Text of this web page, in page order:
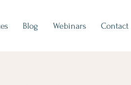
Blog Webinars Contact